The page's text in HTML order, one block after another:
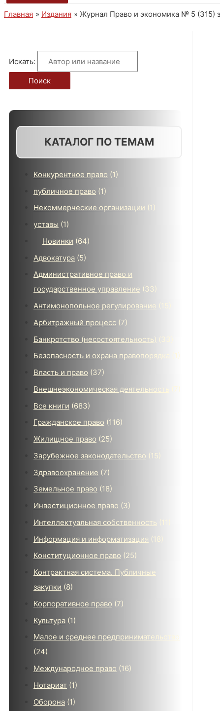
Главная Издания Журнал Право и экономика № 5 (315)
Искать:
Поиск
КАТАЛОГ ПО ТЕМАМ
Конкурентное право (1)
публичное право (1)
Некоммерческие организации (1)
уставы (1)
Новинки (64)
Адвокатура (5)
Административное право и
государственное управление (33)
Антимонопольное регулирование (15)
Арбитражный процесс (7)
Банкротство (несостоятельность) (33)
Безопасность и охрана правопорядка
(1)
Власть и право (37)
Внешнеэкономическая деятельность
(7)
Все книги (683)
Гражданское право (116)
Жилищное право (25)
Зарубежное законодательство (15)
Здравоохранение (7)
Земельное право (18)
Инвестиционное право (3)
Интеллектуальная собственность (11)
Информация и информатизация (18)
Конституционное право (25)
Контрактная система. Публичные
закупки (8)
Корпоративное право (7)
Культура (1)
Малое и среднее предпринимательство
(24)
Международное право (16)
Нотариат (1)
Оборона (1)